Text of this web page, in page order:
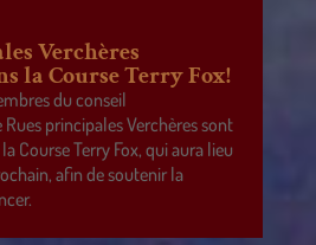
Verchères
la Course Terry Fox!
du conseil
principales Verchères sont
Course Terry Fox, qui aura lieu
afin de soutenir la